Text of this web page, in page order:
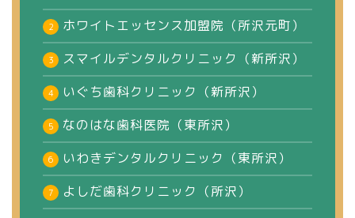
ホワイトエッセンス加盟院（所沢元町）
スマイルデンタルクリニック（新所沢）
いぐち歯科クリニック（新所沢）
なのはな歯科医院（東所沢）
いわきデンタルクリニック（東所沢）
よしだ歯科クリニック（所沢）